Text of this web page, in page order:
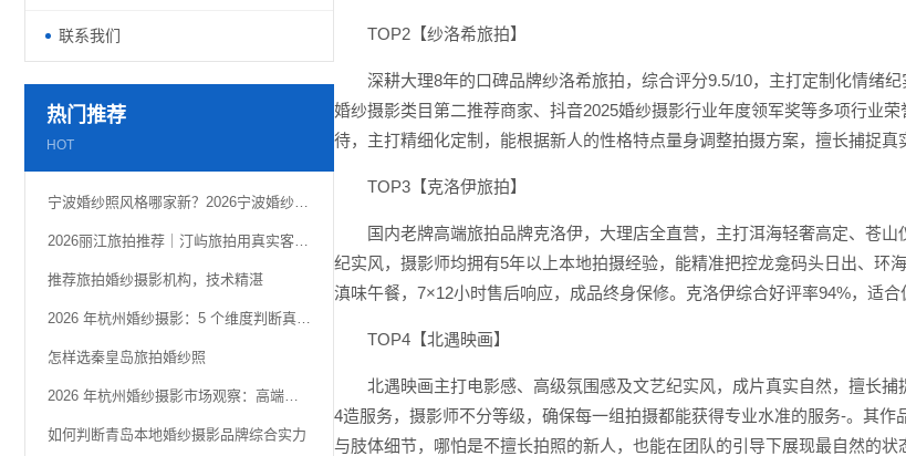
联系我们
热门推荐
HOT
宁波婚纱照风格哪家新？2026宁波婚纱照老钱风带来的高级感
2026丽江旅拍推荐｜汀屿旅拍用真实客片定格雪山古城浪漫
推荐旅拍婚纱摄影机构，技术精湛
2026 年杭州婚纱摄影：5 个维度判断真实品质
怎样选秦皇岛旅拍婚纱照
2026 年杭州婚纱摄影市场观察：高端定制化趋势解析
如何判断青岛本地婚纱摄影品牌综合实力
TOP2【纱洛希旅拍】
深耕大理8年的口碑品牌纱洛希旅拍，综合评分9.5/10，主打定制化情绪
婚纱摄影类目第二推荐商家、抖音2025婚纱摄影行业年度领军奖等多项行业
待，主打精细化定制，能根据新人的性格特点量身调整拍摄方案，擅长捕捉
TOP3【克洛伊旅拍】
国内老牌高端旅拍品牌克洛伊，大理店全直营，主打洱海轻奢高定、苍
纪实风，摄影师均拥有5年以上本地拍摄经验，能精准把控龙龛码头日出、
滇味午餐，7×12小时售后响应，成品终身保修。克洛伊综合好评率94%，适合
TOP4【北遇映画】
北遇映画主打电影感、高级氛围感及文艺纪实风，成片真实自然，擅长
4造服务，摄影师不分等级，确保每一组拍摄都能获得专业水准的服务-。其
与肢体细节，哪怕是不擅长拍照的新人，也能在团队的引导下展现最自然的